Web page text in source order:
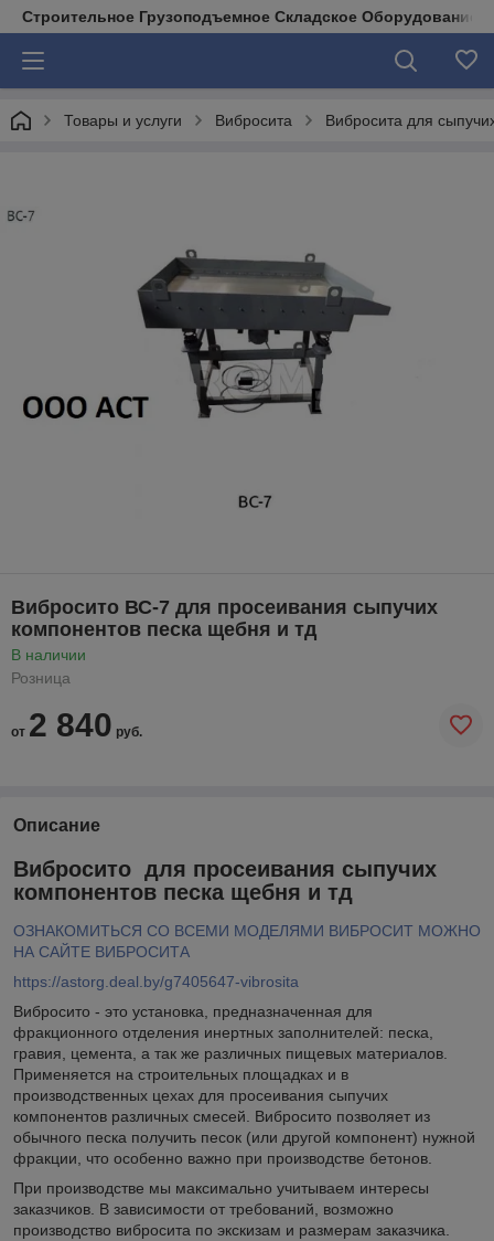
Строительное Грузоподъемное Складское Оборудование
Товары и услуги Вибросита Вибросита для
Вибросито ВС-7 для просеивания сыпучих
компонентов песка щебня и тд
В наличии
Розница
от 2 840 руб.
Описание
Вибросито для просеивания сыпучих
компонентов песка щебня и тд
ОЗНАКОМИТЬСЯ СО ВСЕМИ МОДЕЛЯМИ ВИБРОСИТ МОЖНО
НА САЙТЕ ВИБРОСИТА
https://astorg.deal.by/g7405647-vibrosita
Вибросито - это установка, предназначенная для
фракционного отделения инертных заполнителей: песка,
гравия, цемента, а так же различных пищевых материалов.
Применяется на строительных площадках и в
производственных цехах для просеивания сыпучих
компонентов различных смесей. Вибросито позволяет из
обычного песка получить песок (или другой компонент) нужной
фракции, что особенно важно при производстве бетонов.
При производстве мы максимально учитываем интересы
заказчиков. В зависимости от требований, возможно
производство вибросита по экскизам и размерам заказчика.